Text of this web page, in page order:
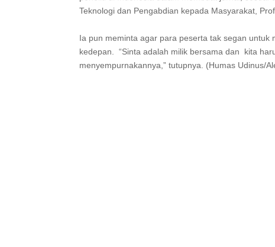
Teknologi dan Pengabdian kepada Masyarakat,
Ia pun meminta agar para peserta tak segan
kedepan. “Sinta adalah milik bersama dan kita
menyempurnakannya,” tutupnya. (Humas Udinus/